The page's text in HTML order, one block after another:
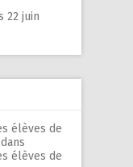
22 juin
élèves de
dans
élèves de